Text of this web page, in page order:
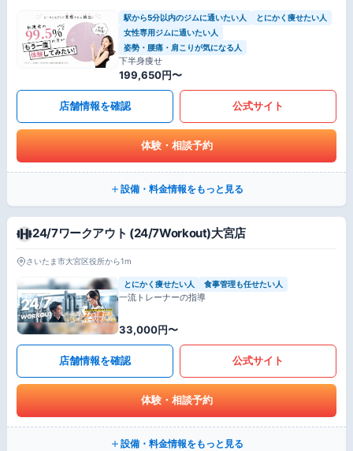
駅から5分以内のジムに通いたい人
とにかく痩せたい人
女性専用ジムに通いたい人
姿勢・腰痛・肩こりが気になる人
下半身痩せ
199,650円〜
店舗情報を確認 公式サイト
体験・相談予約
設備・料金情報をもっと見る
24/7ワークアウト (24/7Workout)大宮店
さいたま市大宮区役所から1m
とにかく痩せたい人 食事管理も任せたい人
一流トレーナーの指導
33,000円〜
店舗情報を確認 公式サイト
体験・相談予約
設備・料金情報をもっと見る